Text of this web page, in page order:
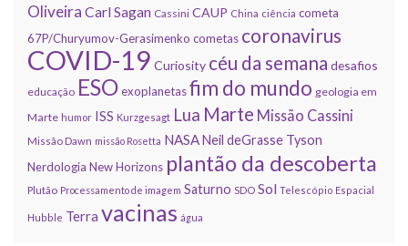
Oliveira Carl Sagan Cassini CAUP China ciência cometa
67P/Churyumov-Gerasimenko cometas coronavirus
COVID-19 Curiosity céu da semana desafios
educação ESOexoplanetasfim do mundo geologia em
Marte humor ISS Kurzgesagt Lua Marte Missão Cassini
Missão Dawn missão Rosetta NASANeil deGrasse Tyson
Nerdologia New Horizons plantão da descoberta
Plutão Processamento de imagem Saturno SDO Sol Telescópio Espacial
Hubble Terra vacinas água